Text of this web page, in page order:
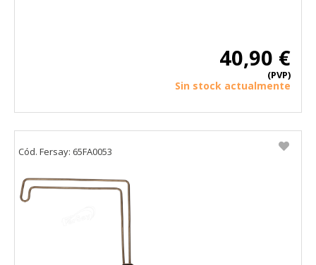
40,90 €
(PVP)
Sin stock actualmente
Cód. Fersay: 65FA0053